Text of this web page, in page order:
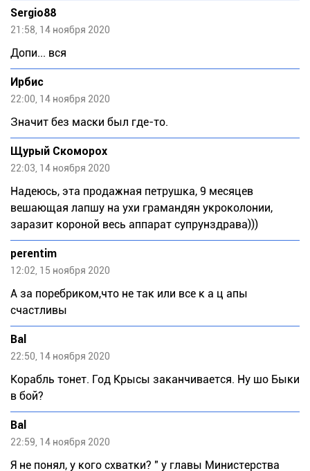
Sergio88
21:58, 14 ноября 2020
Допи... вся
Ирбис
22:00, 14 ноября 2020
Значит без маски был где-то.
Щурый Скoмoрох
22:03, 14 ноября 2020
Надеюсь, эта продажная петрушка, 9 месяцев
вешающая лапшу на ухи грамандян укроколонии,
заразит короной весь аппарат супрунздрава)))
perentim
12:02, 15 ноября 2020
А за поребриком,что не так или все к а ц апы
счастливы
Bal
22:50, 14 ноября 2020
Корабль тонет. Год Крысы заканчивается. Ну шо Быки
в бой?
Bal
22:59, 14 ноября 2020
Я не понял, у кого схватки? " у главы Министерства